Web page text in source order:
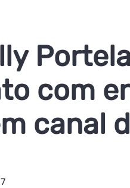
com
canal